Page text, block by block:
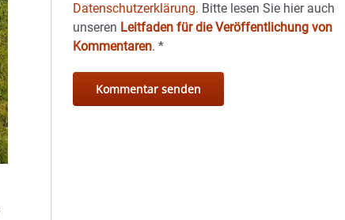
Datenschutzerklärung. Bitte lesen Sie hier auch
unseren Leitfaden für die Veröffentlichung von
Kommentaren.*